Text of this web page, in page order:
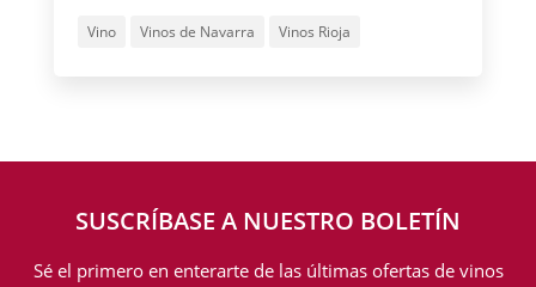
Vino Vinos de Navarra Vinos Rioja
SUSCRÍBASE A NUESTRO BOLETÍN
Sé el primero en enterarte de las últimas ofertas de vinos